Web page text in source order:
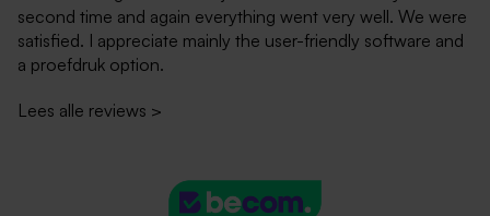
second time and again everything went very well. We were
satisfied. I appreciate mainly the user-friendly software and
a proefdruk option.
Lees alle reviews >